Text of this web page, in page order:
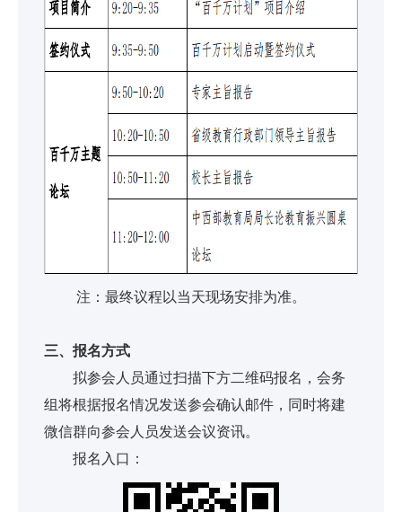
注：最终议程以当天现场安排为准。
三、报名方式
拟参会人员通过扫描下方二维码报名，会务
组将根据报名情况发送参会确认邮件，同时将建
微信群向参会人员发送会议资讯。
报名入口：